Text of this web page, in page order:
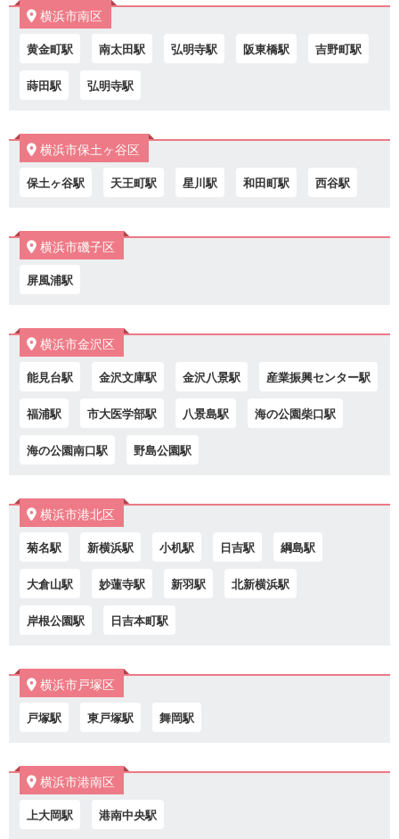
横浜市南区
黄金町駅 南太田駅 弘明寺駅 阪東橋駅 吉野町駅
蒔田駅 弘明寺駅
横浜市保土ヶ谷区
保土ヶ谷駅 天王町駅 星川駅 和田町駅 西谷駅
横浜市磯子区
屏風浦駅
横浜市金沢区
能見台駅 金沢文庫駅 金沢八景駅 産業振興センター駅
福浦駅 市大医学部駅 八景島駅 海の公園柴口駅
海の公園南口駅 野島公園駅
横浜市港北区
菊名駅 新横浜駅 小机駅 日吉駅 綱島駅
大倉山駅 妙蓮寺駅 新羽駅 北新横浜駅
岸根公園駅 日吉本町駅
横浜市戸塚区
戸塚駅 東戸塚駅 舞岡駅
横浜市港南区
上大岡駅 港南中央駅